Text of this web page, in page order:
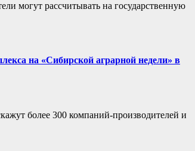
могут рассчитывать на государственную
на «Сибирской аграрной недели» в
более 300 компаний-производителей и